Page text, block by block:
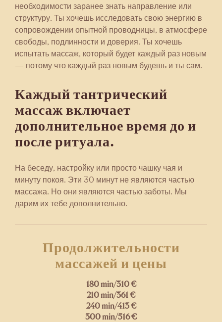
необходимости заранее знать направление или
структуру. Ты хочешь исследовать свою энергию в
сопровождении опытной проводницы, в атмосфере
свободы, подлинности и доверия. Ты хочешь
испытать массаж, который будет каждый раз новым
— потому что каждый раз новым будешь и ты сам.
Каждый тантрический
массаж включает
дополнительное время до и
после ритуала.
На беседу, настройку или просто чашку чая и
минуту покоя. Эти 30 минут не являются частью
массажа. Но они являются частью заботы. Мы
дарим их тебе дополнительно.
Продолжительности
массажей и цены
180 min/310 €
210 min/361 €
240 min/413 €
300 min/516 €